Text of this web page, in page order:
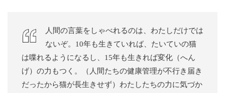
人間の言葉をしゃべれるのは、わたしだけでは
ないぞ。10年も生きていれば、たいていの猫
は喋れるようになるし、15年も生きれば変化（へん
げ）の力もつく。（人間たちの健康管理が不行き届き
だったから猫が長生きせず）わたしたちの力に気づか